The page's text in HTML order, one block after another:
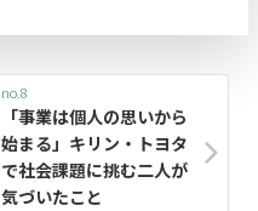
no.8
「事業は個人の思いから
始まる」キリン・トヨタ
で社会課題に挑む二人が
気づいたこと